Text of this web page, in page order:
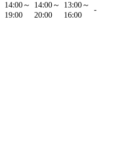
14:00～
19:00
14:00～
20:00
13:00～
16:00
-